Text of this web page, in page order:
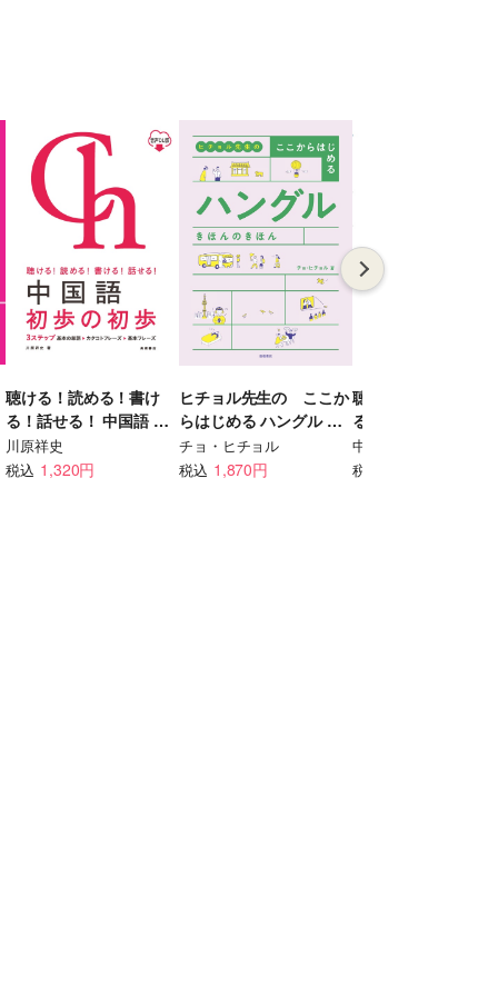
聴ける！読める！書け
る！話せる！ 中国語 初
歩の初歩 音声ＤＬ版
川原祥史
税込 1,320円
ヒチョル先生の ここか
らはじめる ハングル き
ほんのきほん
チョ・ヒチョル
税込 1,870円
聴ける！読める！書
る！話せる！ 韓国語 初
歩の初歩 音声ＤＬ版
中山義幸
税込